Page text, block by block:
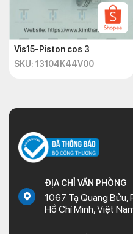
Vis15-Piston cos 3
SKU: 13104K44V00
ĐỊA CHỈ VĂN PHÒNG
1067 Tạ Quang Bửu,
Hồ Chí Minh, Việt